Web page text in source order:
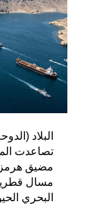
البلاد
تصاعدت
مضيق هرمز
مسال قطرية
البحري